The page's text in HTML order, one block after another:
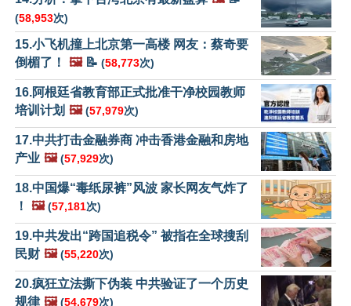
(58,953次)
15.小飞机撞上北京第一高楼 网友：蔡奇要
倒楣了！
🖼️📝 (58,773次)
16.阿根廷省教育部正式批准干净校园教师
培训计划 🖼️ (57,979次)
17.中共打击金融券商 冲击香港金融和房地
产业 🖼️ (57,929次)
18.中国爆“毒纸尿裤”风波 家长网友气炸了
！
🖼️ (57,181次)
19.中共发出“跨国追税令” 被指在全球搜刮
民财 🖼️ (55,220次)
20.疯狂立法撕下伪装 中共验证了一个历史
规律 🖼️ (54,679次)